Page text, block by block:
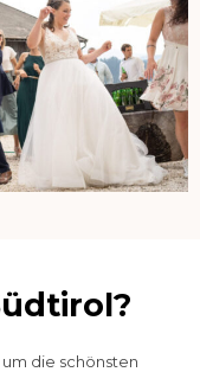
die schönsten